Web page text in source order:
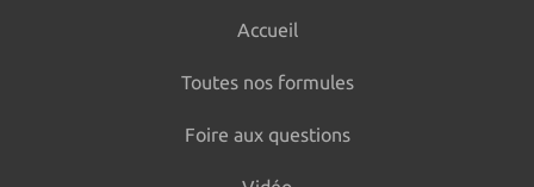
Accueil
Toutes nos formules
Foire aux questions